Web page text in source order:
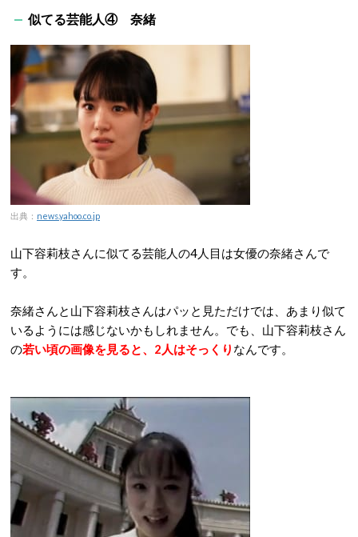
似てる芸能人④ 奈緒
出典： news.yahoo.co.jp
山下容莉枝さんに似てる芸能人の4人目は女優の奈緒さんで
す。
奈緒さんと山下容莉枝さんはパッと見ただけでは、あまり似て
いるようには感じないかもしれません。でも、山下容莉枝さん
の若い頃の画像を見ると、2人はそっくり なんです。